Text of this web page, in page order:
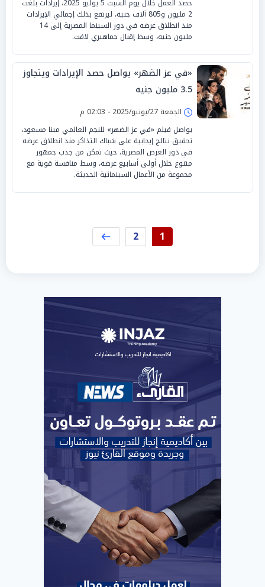
حصد العمل خلال يوم السبت 5 يوليو 2025، إيرادات بلغت
2 مليون و805 آلاف جنيه، ليرتفع بذلك إجمالي الإيرادات
منذ انطلاق عرضه في دور السينما المصرية إلى 14
مليون جنيه، وسط إقبال جماهيري لافت.
«في عز الضهر» يواصل حصد الإيرادات ويتجاوز
3.5 مليون جنيه
الجمعة 27/يونيو/2025 - 02:03 م
يواصل فيلم «في عز الضهر» للنجم العالمي مينا مسعود،
تحقيق نتائج إيجابية على شباك التذاكر منذ انطلاق عرضه
في دور العرض المصرية، حيث تمكن من جذب جمهور
متنوع خلال أولى أسابيع عرضه، وسط منافسة قوية مع
مجموعة من الأعمال السينمائية الحديثة.
1
2